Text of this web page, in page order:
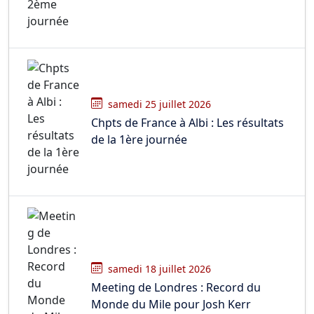
samedi 25 juillet 2026
Chpts de France à Albi : Les résultats
de la 1ère journée
samedi 18 juillet 2026
Meeting de Londres : Record du
Monde du Mile pour Josh Kerr